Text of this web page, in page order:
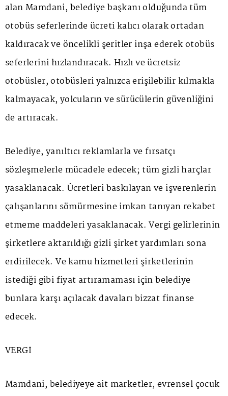
alan Mamdani, belediye başkanı olduğunda tüm
otobüs seferlerinde ücreti kalıcı olarak ortadan
kaldıracak ve öncelikli şeritler inşa ederek otobüs
seferlerini hızlandıracak. Hızlı ve ücretsiz
otobüsler, otobüsleri yalnızca erişilebilir kılmakla
kalmayacak, yolcuların ve sürücülerin güvenliğini
de artıracak.
Belediye, yanıltıcı reklamlarla ve fırsatçı
sözleşmelerle mücadele edecek; tüm gizli harçlar
yasaklanacak. Ücretleri baskılayan ve işverenlerin
çalışanlarını sömürmesine imkan tanıyan rekabet
etmeme maddeleri yasaklanacak. Vergi gelirlerinin
şirketlere aktarıldığı gizli şirket yardımları sona
erdirilecek. Ve kamu hizmetleri şirketlerinin
istediği gibi fiyat artıramaması için belediye
bunlara karşı açılacak davaları bizzat finanse
edecek.
VERGİ
Mamdani, belediyeye ait marketler, evrensel çocuk